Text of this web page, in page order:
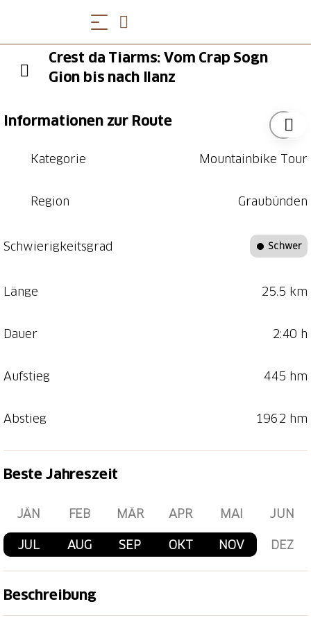
Crest da Tiarms: Vom Crap Sogn
Gion bis nach Ilanz
Informationen zur Route
Kategorie Mountainbike Tour
Region Graubünden
Schwierigkeitsgrad Schwer
Länge 25.5 km
Dauer 2:40 h
Aufstieg 445 hm
Abstieg 1962 hm
Beste Jahreszeit
JÄN FEB MÄR APR MAI JUN
JUL AUG SEP OKT NOV DEZ
Beschreibung